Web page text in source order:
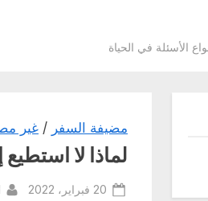
الأسئلة في الحياة
مضيفة السفر / غير
لماذا لا
Posted
20 فبراير، 2022